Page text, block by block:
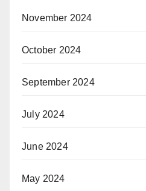
November 2024
October 2024
September 2024
July 2024
June 2024
May 2024